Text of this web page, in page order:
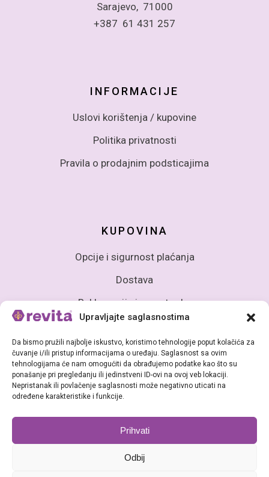
Upravljajte saglasnostima
Da bismo pružili najbolje iskustvo, koristimo tehnologije poput kolačića za
čuvanje i/ili pristup informacijama o uređaju. Saglasnost sa ovim
tehnologijama će nam omogućiti da obrađujemo podatke kao što su
ponašanje pri pregledanju ili jedinstveni ID-ovi na ovoj veb lokaciji.
Nepristanak ili povlačenje saglasnosti može negativno uticati na
određene karakteristike i funkcije.
Prihvati
Odbij
Sarajevo, 71000
+387 61 431 257
INFORMACIJE
Uslovi korištenja / kupovine
Politika privatnosti
Pravila o prodajnim podsticajima
KUPOVINA
Opcije i sigurnost plaćanja
Dostava
Reklamacije i povrat robe
Sva prava zadržana (c) Revita BiH - Babke d.o.o Sarajevo